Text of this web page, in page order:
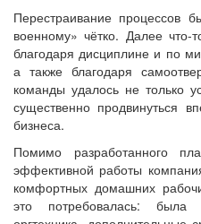
Перестраивание процессов
военному» чётко. Далее что-
благодаря дисциплине и по
а также благодаря
команды удалось не только
существенно продвинуться
бизнеса.
Помимо разработанного
эффективной работы
комфортных домашних
это потребовалась: была